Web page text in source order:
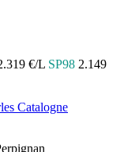
€/L SP98 2.149
Catalogne